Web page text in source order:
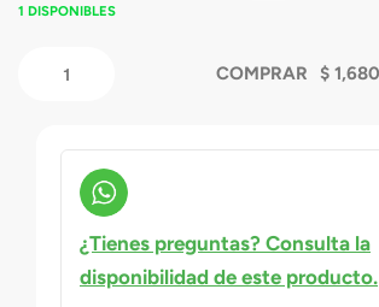
1 DISPONIBLES
COMPRAR
¿Tienes preguntas? Consulta la
disponibilidad de este producto.